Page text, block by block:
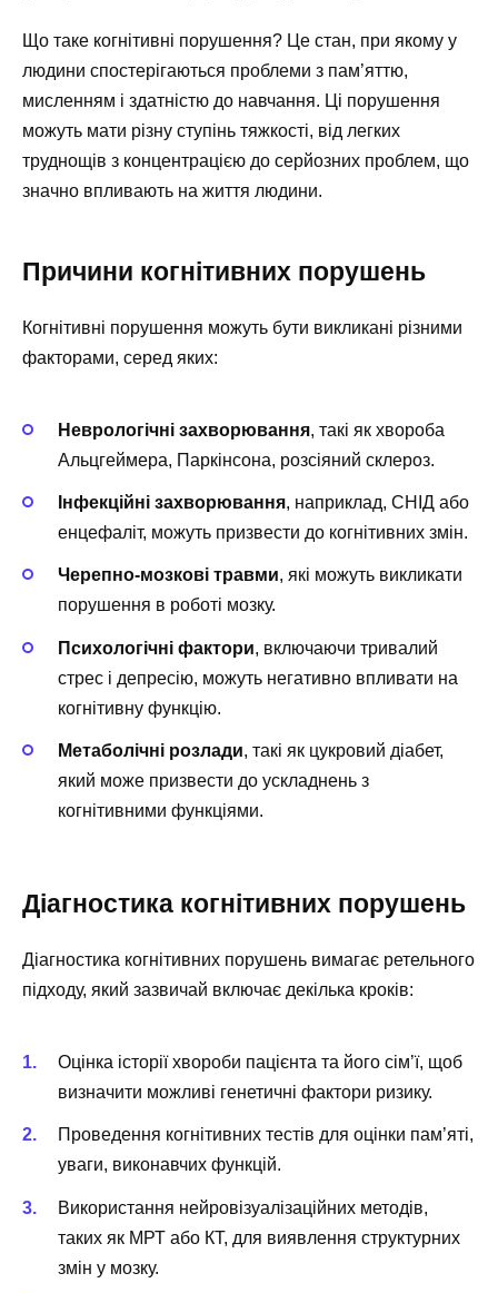
Що таке когнітивні порушення? Це стан, при якому у
людини спостерігаються проблеми з пам’яттю,
мисленням і здатністю до навчання. Ці порушення
можуть мати різну ступінь тяжкості, від легких
труднощів з концентрацією до серйозних проблем, що
значно впливають на життя людини.
Причини когнітивних порушень
Когнітивні порушення можуть бути викликані різними
факторами, серед яких:
Неврологічні захворювання, такі як хвороба
Альцгеймера, Паркінсона, розсіяний склероз.
Інфекційні захворювання, наприклад, СНІД або
енцефаліт, можуть призвести до когнітивних змін.
Черепно-мозкові травми, які можуть викликати
порушення в роботі мозку.
Психологічні фактори, включаючи тривалий
стрес і депресію, можуть негативно впливати на
когнітивну функцію.
Метаболічні розлади, такі як цукровий діабет,
який може призвести до ускладнень з
когнітивними функціями.
Діагностика когнітивних порушень
Діагностика когнітивних порушень вимагає ретельного
підходу, який зазвичай включає декілька кроків:
Оцінка історії хвороби пацієнта та його сім’ї, щоб
визначити можливі генетичні фактори ризику.
Проведення когнітивних тестів для оцінки пам’яті,
уваги, виконавчих функцій.
Використання нейровізуалізаційних методів,
таких як МРТ або КТ, для виявлення структурних
змін у мозку.